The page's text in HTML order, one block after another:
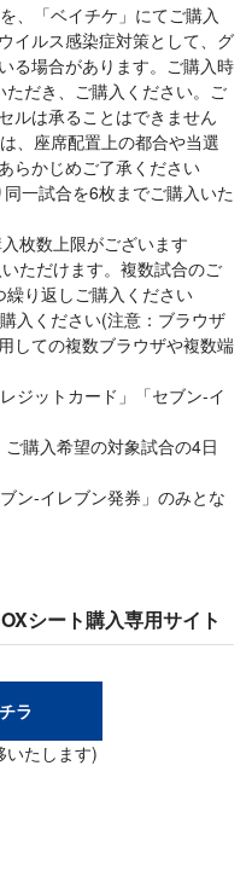
、「ベイチケ」にてご購入
イルス感染症対策として、グ
る場合があります。ご購入時
だき、ご購入ください。ご
ルは承ることはできません
、座席配置上の都合や当選
らかじめご了承ください
一試合を6枚までご購入いた
枚数上限がございます
ただけます。複数試合のご
り返しご購入ください
入ください(注意：ブラウザ
しての複数ブラウザや複数端
ジットカード」「セブン-イ
ご購入希望の対象試合の4日
ン-イレブン発券」のみとな
シート購入専用サイト
ラ
いたします)